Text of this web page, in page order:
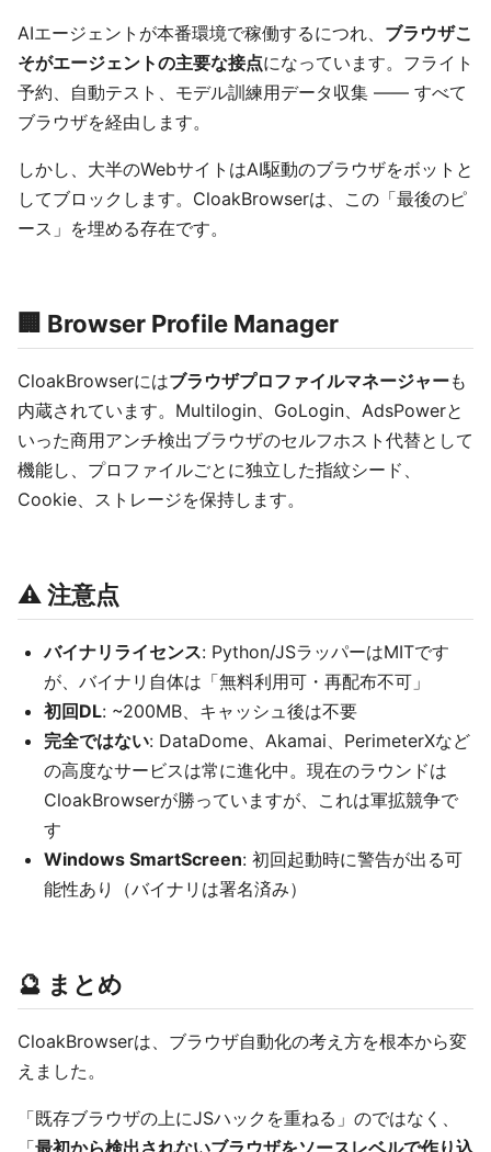
AIエージェントが本番環境で稼働するにつれ、 ブラウザこ
そがエージェントの主要な接点になっています。フライト
予約、自動テスト、モデル訓練用データ収集 —— すべて
ブラウザを経由します。
しかし、大半のWebサイトはAI駆動のブラウザをボットと
してブロックします。CloakBrowserは、この「最後のピ
ース」を埋める存在です。
🏢 Browser Profile Manager
CloakBrowserにはブラウザプロファイルマネージャーも
内蔵されています。Multilogin、GoLogin、AdsPowerと
いった商用アンチ検出ブラウザのセルフホスト代替として
機能し、プロファイルごとに独立した指紋シード、
Cookie、ストレージを保持します。
⚠️ 注意点
バイナリライセンス: Python/JSラッパーはMITです
が、バイナリ自体は「無料利用可・再配布不可」
初回DL: ~200MB、キャッシュ後は不要
完全ではない: DataDome、Akamai、PerimeterXなど
の高度なサービスは常に進化中。現在のラウンドは
CloakBrowserが勝っていますが、これは軍拡競争で
す
Windows SmartScreen: 初回起動時に警告が出る可
能性あり（バイナリは署名済み）
🔮 まとめ
CloakBrowserは、ブラウザ自動化の考え方を根本から変
えました。
「既存ブラウザの上にJSハックを重ねる」のではなく、
「最初から検出されないブラウザをソースレベルで作り込